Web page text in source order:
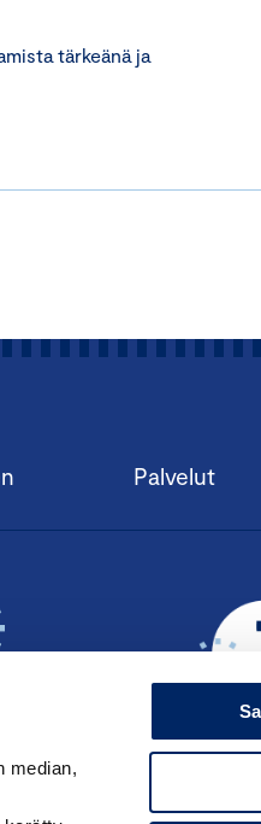
median,
tärkeänä ja
Palvelut